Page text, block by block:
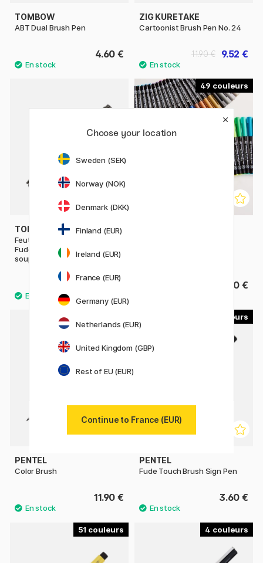
TOMBOW
ABT Dual Brush Pen
4.60 €
ZIG KURETAKE
Cartoonist Brush Pen No. 24
9.52 €
11.90 €
TOMBOW
Feutre de calligraphie
Fudenosuke Pointe pinceau
souple
3.60 €
49
3.40 €
PENTEL
Color Brush
11.90 €
PENTEL
Fude Touch Brush Sign Pen
3.60 €
51 4
Choose your location
Sweden (SEK)
Norway (NOK)
Denmark (DKK)
Finland (EUR)
Ireland (EUR)
France (EUR)
Germany (EUR)
Netherlands (EUR)
United Kingdom (GBP)
Rest of EU (EUR)
Continue to France (EUR)